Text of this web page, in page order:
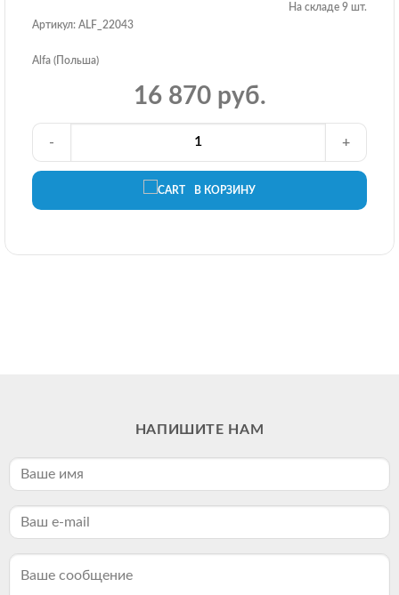
На складе 9 шт.
Артикул: ALF_22043
Alfa (Польша)
16 870 руб.
В КОРЗИНУ
- +
НАПИШИТЕ НАМ